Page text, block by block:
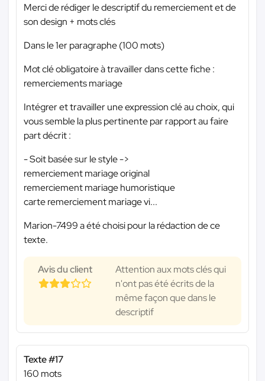
Merci de rédiger le descriptif du remerciement et de
son design + mots clés
Dans le 1er paragraphe (100 mots)
Mot clé obligatoire à travailler dans cette fiche :
remerciements mariage
Intégrer et travailler une expression clé au choix, qui
vous semble la plus pertinente par rapport au faire
part décrit :
- Soit basée sur le style ->
remerciement mariage original
remerciement mariage humoristique
carte remerciement mariage vi...
Marion-7499 a été choisi pour la rédaction de ce
texte.
Avis du client
Attention aux mots clés qui
n'ont pas été écrits de la
même façon que dans le
descriptif
Texte #17
160 mots